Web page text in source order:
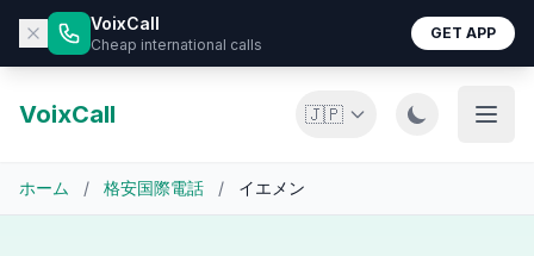
VoixCall
Cheap international calls
GET APP
VoixCall 🇯🇵
ホーム / 格安国際電話 / イエメン